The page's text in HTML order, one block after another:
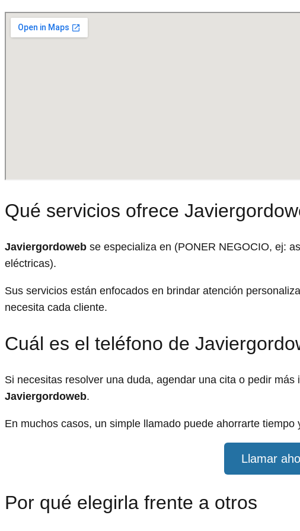
Qué servicios ofrece
Javiergordoweb se especializa en (PONER NEGOCIO, ej:
eléctricas).
Sus servicios están enfocados en brindar atención
necesita cada cliente.
Cuál es el teléfono de
Si necesitas resolver una duda, agendar una cita o pedir
Javiergordoweb.
En muchos casos, un simple llamado puede ahorrarte
Llamar
Por qué elegirla frente a otros